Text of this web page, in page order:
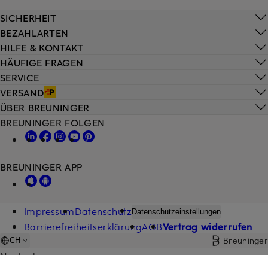
HILFE & KONTAKT
HÄUFIGE FRAGEN
SERVICE
VERSAND
SICHERHEIT
BEZAHLARTEN
ÜBER BREUNINGER
BREUNINGER FOLGEN
BREUNINGER APP
ImpressumDatenschutz Datenschutzeinstellungen
BarrierefreiheitserklärungAGBVertrag widerrufen
CH Breuninger